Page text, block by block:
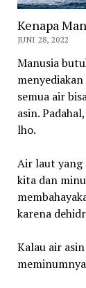
Kenapa
JUNI 28, 2022
Manusia
semua air
asin.
lho.
Air laut yang
kita dan
karena
Kalau air